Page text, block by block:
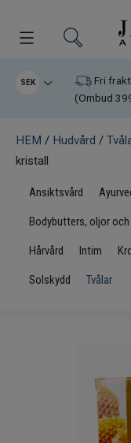
Varumärken
Superfood
Vattenrening &
Transdermala
SEK
Fri
(Ombud
HEM / Hudvård /
kristall
Ansiktsvård
Bodybutters, oljor
Hårvård Intim
Solskydd Tvålar